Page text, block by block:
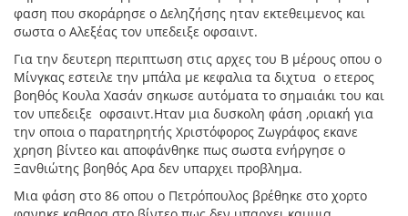
φαση που σκοράρησε ο Δεληζήσης ηταν εκτεθειμενος και
σωστα ο Αλεξέας τον υπεδειξε οφσαιντ.
Για την δευτερη περιπτωση στις αρχες του Β μέρους οπου ο
Μίνγκας εστειλε την μπάλα με κεφαλια τα διχτυα ο ετερος
βοηθός Κουλα Χασάν σηκωσε αυτόματα το σημαιάκι του και
τον υπεδειξε οφσαιντ.Ηταν μια δυσκολη φάση ,οριακή για
την οποια ο παρατηρητής Χριστόφορος Ζωγράφος εκανε
χρηση βίντεο και αποφάνθηκε πως σωστα ενήργησε ο
Ξανθιώτης βοηθός Αρα δεν υπαρχει προβλημα.
Μια φάση στο 86 οπου ο Πετρόπουλος βρέθηκε στο χορτο